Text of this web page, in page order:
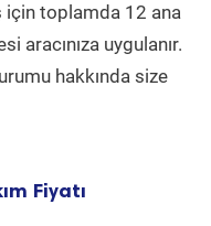
için toplamda 12 ana
aracınıza uygulanır.
hakkında size
Fiyatı